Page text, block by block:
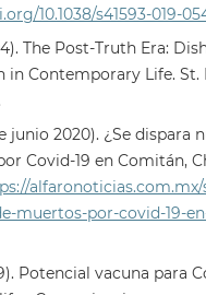
10.1038/s41593-019-
The Post-Truth Era:
in Contemporary Life. St.
junio 2020). ¿Se dispara
Covid-19 en Comitán,
alfaronoticias.com.mx/
muertos-por-covid-19-
Potencial vacuna para